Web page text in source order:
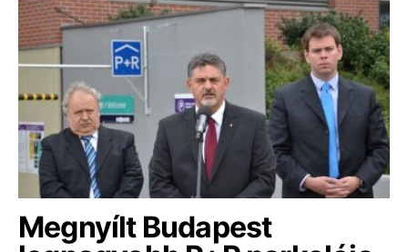
Megnyílt Budapest